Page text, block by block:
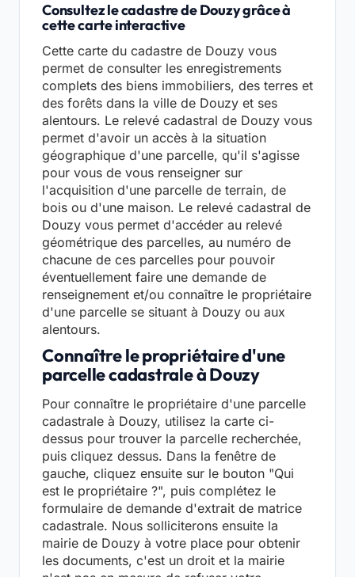
Consultez le cadastre de Douzy grâce à
cette carte interactive
Cette carte du cadastre de Douzy vous
permet de consulter les enregistrements
complets des biens immobiliers, des terres et
des forêts dans la ville de Douzy et ses
alentours. Le relevé cadastral de Douzy vous
permet d'avoir un accès à la situation
géographique d'une parcelle, qu'il s'agisse
pour vous de vous renseigner sur
l'acquisition d'une parcelle de terrain, de
bois ou d'une maison. Le relevé cadastral de
Douzy vous permet d'accéder au relevé
géométrique des parcelles, au numéro de
chacune de ces parcelles pour pouvoir
éventuellement faire une demande de
renseignement et/ou connaître le propriétaire
d'une parcelle se situant à Douzy ou aux
alentours.
Connaître le propriétaire d'une
parcelle cadastrale à Douzy
Pour connaître le propriétaire d'une parcelle
cadastrale à Douzy, utilisez la carte ci-
dessus pour trouver la parcelle recherchée,
puis cliquez dessus. Dans la fenêtre de
gauche, cliquez ensuite sur le bouton "Qui
est le propriétaire ?", puis complétez le
formulaire de demande d'extrait de matrice
cadastrale. Nous solliciterons ensuite la
mairie de Douzy à votre place pour obtenir
les documents, c'est un droit et la mairie